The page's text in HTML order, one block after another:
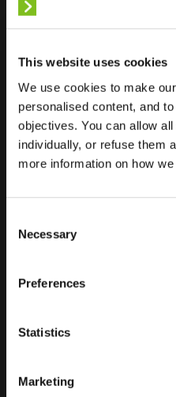
This website uses cookies
We use cookies to make
personalised content, and
objectives. You can allow
individually, or refuse them
more information on how
Selection
Necessary
Preferences
Statistics
Marketing
Standort